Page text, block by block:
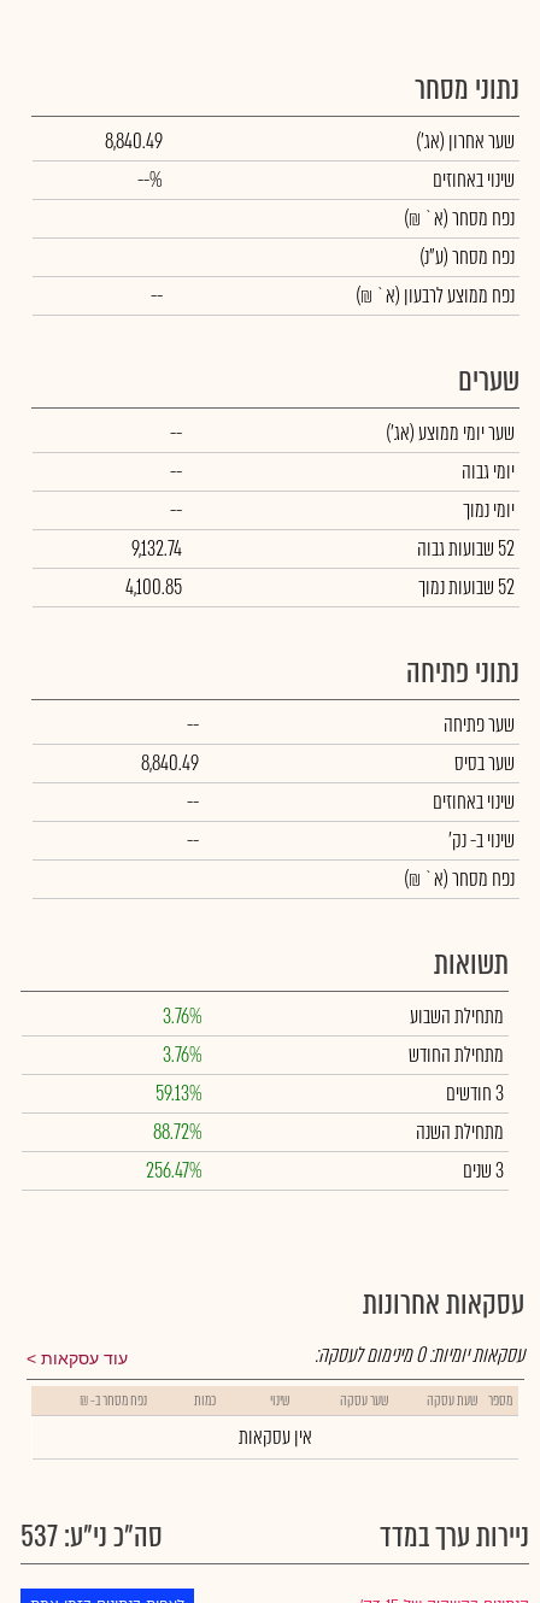
נתוני מסחר
שער אחרון (אג')
8,840.49
שינוי באחוזים
--%
נפח מסחר(א` ₪)
נפח מסחר(ע"נ)
נפח ממוצע לרבעון (א` ₪)
--
שערים
שער יומי ממוצע(אג')
--
יומי גבוה
--
יומי נמוך
--
52 שבועות גבוה
9,132.74
52 שבועות נמוך
4,100.85
נתוני פתיחה
שער פתיחה
--
שער בסיס
8,840.49
שינוי באחוזים
--
שינויב- נק'
--
נפח מסחר(א` ₪)
תשואות
מתחילת השבוע
3.76%
מתחילת החודש
3.76%
3 חודשים
59.13%
מתחילת השנה
88.72%
3 שנים
256.47%
עסקאות אחרונות
עוד עסקאות עסקאות יומיות:0מינימום לעסקה:
מספר שעת עסקה שער עסקה שינוי כמות נפח מסחר ב- ₪
אין עסקאות
ניירות ערך במדד סה"כ ני"ע: 537